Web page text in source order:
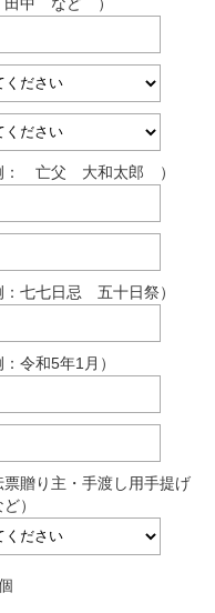
田中 など ）
： 亡父 大和太郎 ）
：七七日忌 五十日祭）
：令和5年1月）
票贈り主・手渡し用手提げ
）